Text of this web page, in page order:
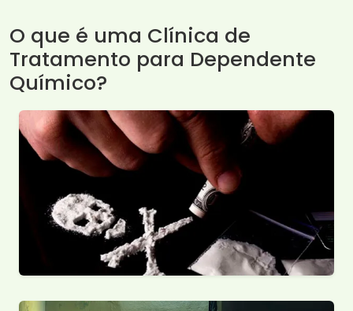
O que é uma Clínica de
Tratamento para Dependente
Químico?